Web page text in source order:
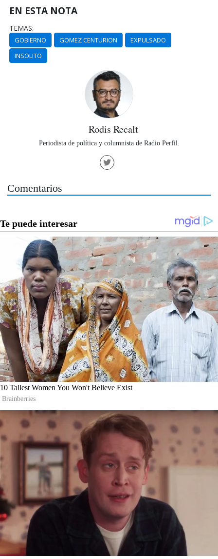
EN ESTA NOTA
TEMAS:
GOBIERNO GOMEZ CENTURION
EXPULSADO
INSOLITO
Rodis Recalt
Periodista de política y columnista de Radio Perfil.
Comentarios